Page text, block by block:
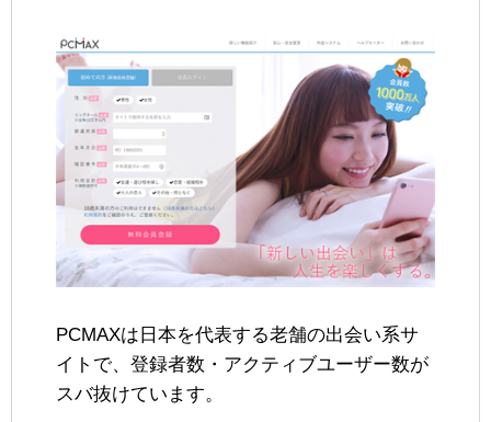
PCMAXは日本を代表する老舗の出会い系サ
イトで、登録者数・アクティブユーザー数が
スバ抜けています。